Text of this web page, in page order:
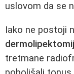
uslovom da se
Iako ne postoji
tretmane